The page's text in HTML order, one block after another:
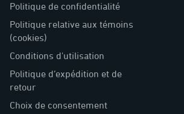
Politique de confidentialité
Politique relative aux témoins
(cookies)
Conditions d'utilisation
Politique d’expédition et de
retour
Choix de consentement